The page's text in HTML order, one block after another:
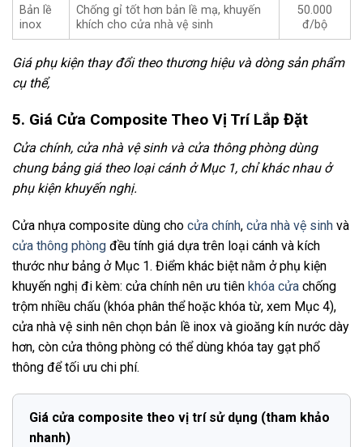
Bản lề
inox
Chống gỉ tốt hơn bản lề mạ, khuyến
khích cho cửa nhà vệ sinh
50.000
đ/bộ
Giá phụ kiện thay đổi theo thương hiệu và dòng sản phẩm
cụ thể,
5. Giá Cửa Composite Theo Vị Trí Lắp Đặt
Cửa chính, cửa nhà vệ sinh và cửa thông phòng dùng
chung bảng giá theo loại cánh ở Mục 1, chỉ khác nhau ở
phụ kiện khuyến nghị.
Cửa nhựa composite dùng cho cửa chính, cửa nhà vệ sinh và
cửa thông phòng đều tính giá dựa trên loại cánh và kích
thước như bảng ở Mục 1. Điểm khác biệt nằm ở phụ kiện
khuyến nghị đi kèm: cửa chính nên ưu tiên khóa cửa chống
trộm nhiều chấu (khóa phân thể hoặc khóa từ, xem Mục 4),
cửa nhà vệ sinh nên chọn bản lề inox và gioăng kín nước dày
hơn, còn cửa thông phòng có thể dùng khóa tay gạt phổ
thông để tối ưu chi phí.
Giá cửa composite theo vị trí sử dụng (tham khảo
nhanh)